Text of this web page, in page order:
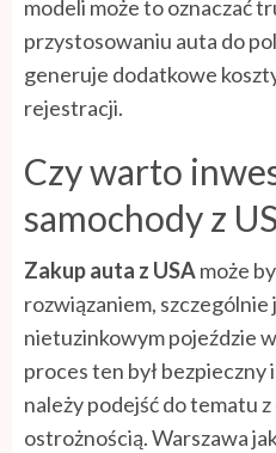
modeli może to oznaczać
przystosowaniu auta do
generuje dodatkowe
rejestracji.
Czy warto
samochody z
Zakup auta z USAmoże
rozwiązaniem, szczególnie
nietuzinkowym pojeździe
proces ten był bezpieczny
należy podejść do tematu
ostrożnością. Warszawa